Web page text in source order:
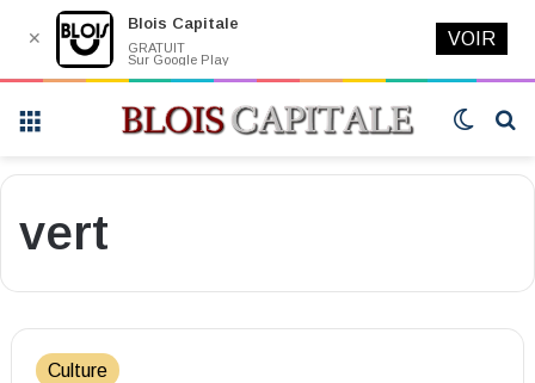
Switch
vert
Culture
✕
Blois Capitale
GRATUIT
Sur Google Play
VOIR